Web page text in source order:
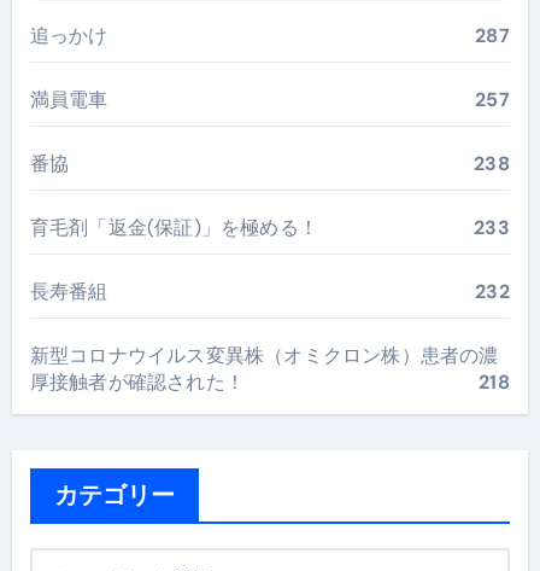
追っかけ 287
満員電車 257
番協 238
育毛剤「返金(保証)」を極める！ 233
長寿番組 232
新型コロナウイルス変異株（オミクロン株）患者の濃
厚接触者が確認された！
218
カテゴリー